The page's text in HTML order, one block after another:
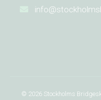
© 2026 Stockholms